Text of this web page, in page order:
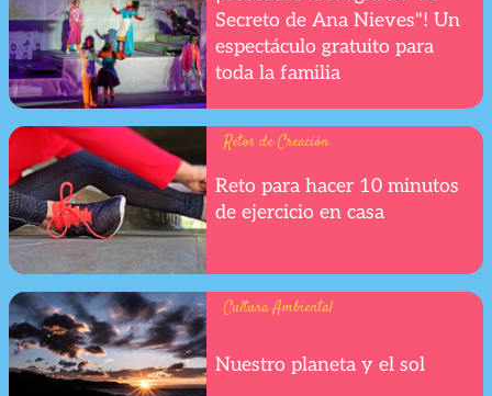
Secreto de Ana Nieves"! Un
espectáculo gratuito para
toda la familia
Retos de Creación
Reto para hacer 10 minutos
de ejercicio en casa
Cultura Ambiental
Nuestro planeta y el sol